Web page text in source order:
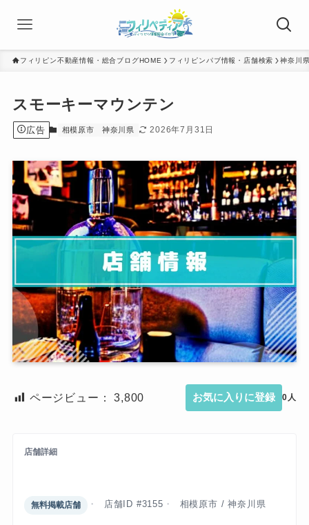
フィリピン不動産情報・総合ブログHOME フィリピンパブ情報・店舗検索 神奈川
スモーキーマウンテン
広告 相模原市 神奈川県 2026年7月31日
ページビュー： 3,800 お気に入りに登録 0人
店舗詳細
無料掲載店舗 店舗ID #3155 相模原市 / 神奈川県